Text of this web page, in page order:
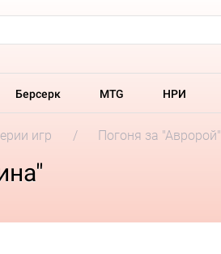
Берсерк MTG НРИ
игр Погоня за "Авророй"